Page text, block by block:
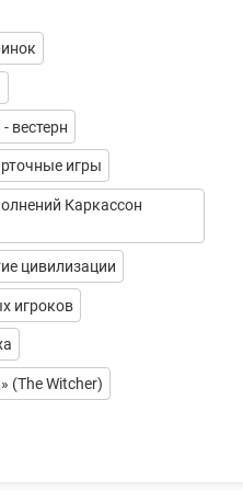
вестерн
игры
Каркассон
цивилизации
игроков
(The Witcher)